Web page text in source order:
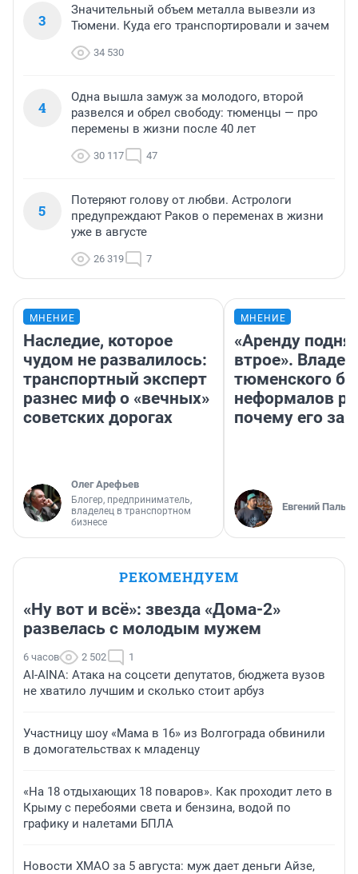
3
Значительный объем металла вывезли из
Тюмени. Куда его транспортировали и зачем
34 530
4
Одна вышла замуж за молодого, второй
развелся и обрел свободу: тюменцы — про
перемены в жизни после 40 лет
30 117 47
5
Потеряют голову от любви. Астрологи
предупреждают Раков о переменах в жизни
уже в августе
26 319 7
МНЕНИЕ
Наследие, которое
чудом не развалилось:
транспортный эксперт
разнес миф о «вечных»
советских дорогах
Олег Арефьев
Блогер, предприниматель,
владелец в транспортном
бизнесе
МНЕНИЕ
«Аренду
втрое».
тюменского
неформалов
почему его
Евгений
РЕКОМЕНДУЕМ
«Ну вот и всё»: звезда «Дома-2»
развелась с молодым мужем
6 часов 2 502 1
AI-AINA: Атака на соцсети депутатов, бюджета вузов
не хватило лучшим и сколько стоит арбуз
Участницу шоу «Мама в 16» из Волгограда обвинили
в домогательствах к младенцу
«На 18 отдыхающих 18 поваров». Как проходит лето в
Крыму с перебоями света и бензина, водой по
графику и налетами БПЛА
Новости ХМАО за 5 августа: муж дает деньги Айзе,